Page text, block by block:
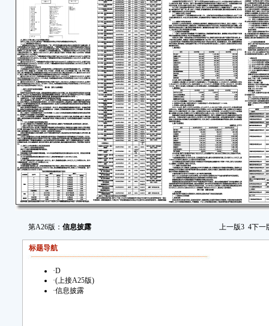
第A26版： 信息披露 上一版3 4下一
标题导航
·D
·(上接A25版)
·信息披露